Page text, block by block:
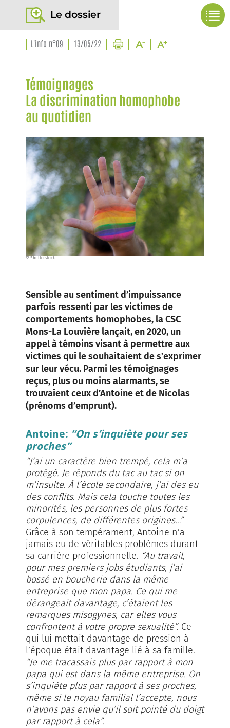
Le dossier
L'info n°09 13/05/22
Témoignages
La discrimination homophobe
au quotidien
© Shutterstock
Sensible au sentiment d’impuissance
parfois ressenti par les victimes de
comportements homophobes, la CSC
Mons-La Louvière lançait, en 2020, un
appel à témoins visant à permettre aux
victimes qui le souhaitaient de s’exprimer
sur leur vécu. Parmi les témoignages
reçus, plus ou moins alarmants, se
trouvaient ceux d’Antoine et de Nicolas
(prénoms d’emprunt).
Antoine: “On s’inquiète pour ses
proches”
“J’ai un caractère bien trempé, cela m’a
protégé. Je réponds du tac au tac si on
m’insulte. À l’école secondaire, j’ai des eu
des conflits. Mais cela touche toutes les
minorités, les personnes de plus fortes
corpulences, de différentes origines…”
Grâce à son tempérament, Antoine n’a
jamais eu de véritables problèmes durant
sa carrière professionnelle. “Au travail,
pour mes premiers jobs étudiants, j’ai
bossé en boucherie dans la même
entreprise que mon papa. Ce qui me
dérangeait davantage, c’étaient les
remarques misogynes, car elles vous
confrontent à votre propre sexualité”. Ce
qui lui mettait davantage de pression à
l’époque était davantage lié à sa famille.
“Je me tracassais plus par rapport à mon
papa qui est dans la même entreprise. On
s’inquiète plus par rapport à ses proches,
même si le noyau familial l’accepte, nous
n’avons pas envie qu’il soit pointé du doigt
par rapport à cela”.